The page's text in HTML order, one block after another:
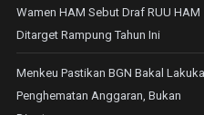
Wamen HAM Sebut Draf RUU HAM
Ditarget Rampung Tahun Ini
Menkeu Pastikan BGN Bakal
Penghematan Anggaran, Bukan